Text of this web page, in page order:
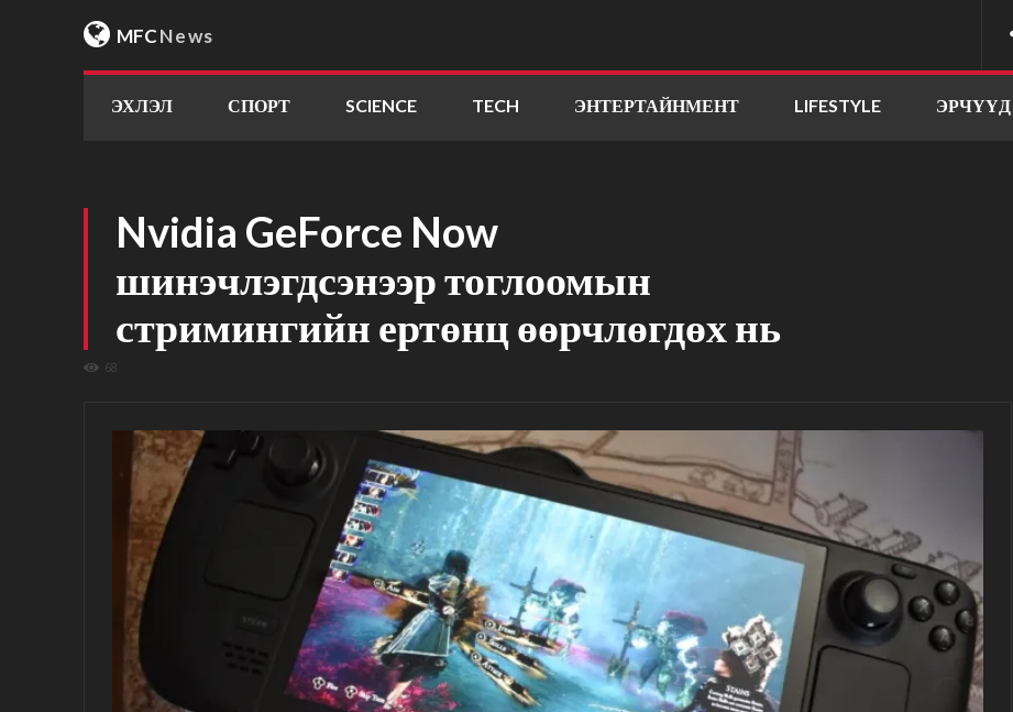
MFCNews
ЭХЛЭЛ СПОРТ SCIENCE TECH ЭНТЕРТАЙНМЕНТ LIFESTYLE ЭРЧҮҮД
Nvidia GeForce Now
шинэчлэгдсэнээр тоглоомын
стримингийн ертөнц өөрчлөгдөх нь
68